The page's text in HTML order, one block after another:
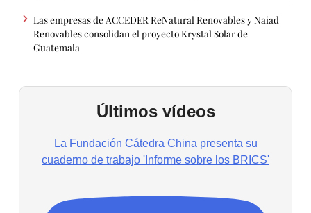
Las empresas de ACCEDER ReNatural Renovables y Naiad
Renovables consolidan el proyecto Krystal Solar de
Guatemala
Últimos vídeos
La Fundación Cátedra China presenta su
cuaderno de trabajo 'Informe sobre los BRICS'